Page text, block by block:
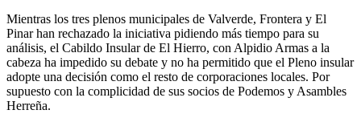
Mientras los tres plenos municipales de Valverde, Frontera y El
Pinar han rechazado la iniciativa pidiendo más tiempo para su
análisis, el Cabildo Insular de El Hierro, con Alpidio Armas a la
cabeza ha impedido su debate y no ha permitido que el Pleno insular
adopte una decisión como el resto de corporaciones locales. Por
supuesto con la complicidad de sus socios de Podemos y Asambles
Herreña.